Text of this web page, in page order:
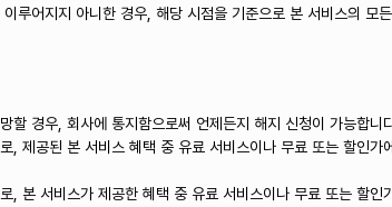
루어지지 아니한 경우, 해당 시점을 기준으로 본 서비스의
경우, 회사에 통지함으로써 언제든지 해지 신청이 가능합니
제공된 본 서비스 혜택 중 유료 서비스이나 무료 또는 할인
본 서비스가 제공한 혜택 중 유료 서비스이나 무료 또는 할